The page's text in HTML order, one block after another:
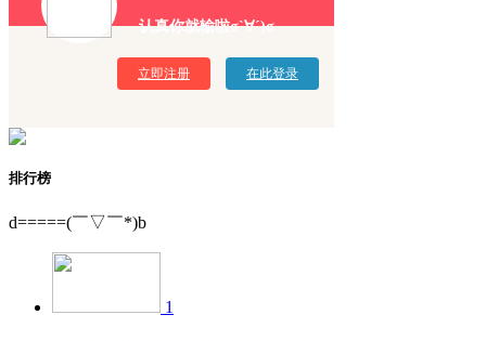
认真你就输啦σ`∀´)σ
立即注册 在此登录
排行榜
d=====(￣▽￣*)b
1